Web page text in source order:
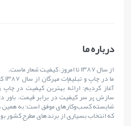
درباره ما
از سال ۱۳۸۷ تا امروز، کیفیت شعار ماست.
آغاز کردیم: ارائهٔ بهترین کیفیت در
سازش بر سر کیفیت در برابر قیمت. باور
که انتخاب بسیاری از برندهای مطرح کشور